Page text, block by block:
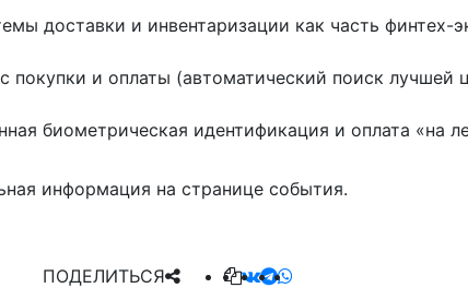
доставки и инвентаризации как часть финтех-
и оплаты (автоматический поиск лучшей
биометрическая идентификация и оплата «на
информация на странице события.
ПОДЕЛИТЬСЯ